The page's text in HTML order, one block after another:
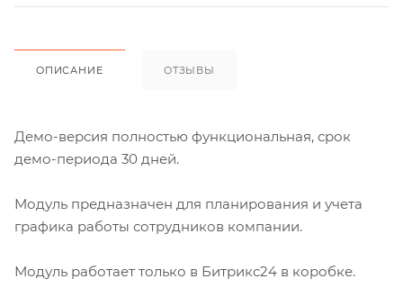
ОПИСАНИЕ ОТЗЫВЫ
Демо-версия полностью функциональная, срок
демо-периода 30 дней.
Модуль предназначен для планирования и учета
графика работы сотрудников компании.
Модуль работает только в Битрикс24 в коробке.